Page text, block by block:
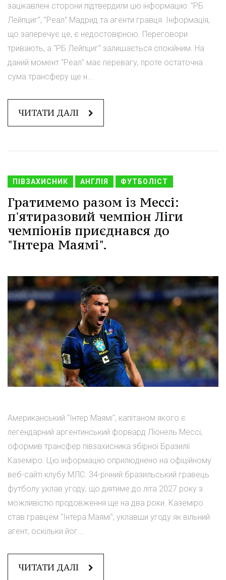
зацікавлені сторони підтвердили цю інформацію: "РБ
Лейпциг", "Реал" Мадрид та агенти гравця. Інформація,
що заперечує це, є недостовірною. Переговори
тривають, а "РБ Лейпциг" залишається спокійним. На
даний момент "Реал" має перевагу, проте остаточна
сума трансферу ще н...
ЧИТАТИ ДАЛІ
ПІВЗАХИСНИК АНГЛІЯ ФУТБОЛІСТ
Гратимемо разом із Мессі:
п'ятиразовий чемпіон Ліги
чемпіонів приєднався до
"Інтера Маямі".
Американський "Інтер Маямі", капітаном якого є
легендарний аргентинський форвард Ліонель Мессі,
оформив трансфер півзахисника збірної Бразилії
Каземіро. Цю інформацію оприлюднено на офіційному
веб-сайті клубу МЛС. 34-річний бразильський гравець
футболу уклав угоду, що діятиме до літа 2027 року з
можливістю продовження ще на два роки. Каземіро
став гравцем "Інтера Маямі", уклавши угоду як вільний
агент, оскільки йог...
ЧИТАТИ ДАЛІ